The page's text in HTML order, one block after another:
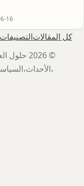
16
كل المقالات
© 2026